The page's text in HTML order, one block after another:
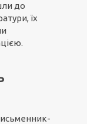
до
їх